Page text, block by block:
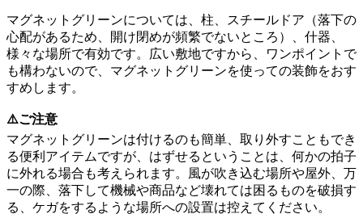
マグネットグリーンについては、柱、スチールドア（落下の
心配があるため、開け閉めが頻繁でないところ）、什器、
様々な場所で有効です。広い敷地ですから、ワンポイントで
も構わないので、マグネットグリーンを使っての装飾をおす
すめします。
⚠️ご注意
マグネットグリーンは付けるのも簡単、取り外すこともでき
る便利アイテムですが、はずせるということは、何かの拍子
に外れる場合も考えられます。風が吹き込む場所や屋外、万
一の際、落下して機械や商品など壊れては困るものを破損す
る、ケガをするような場所への設置は控えてください。